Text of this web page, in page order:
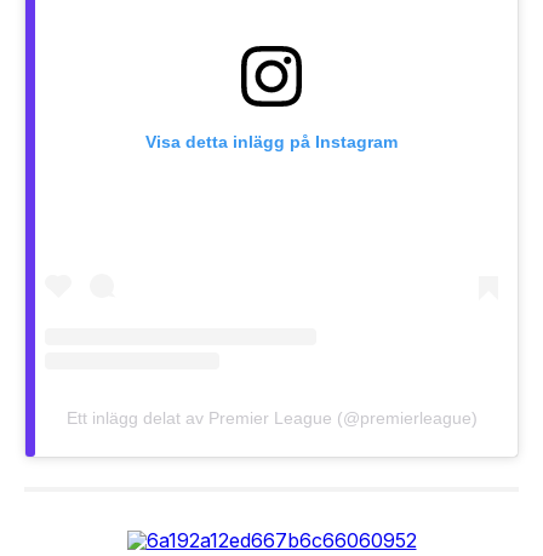
Visa detta inlägg på Instagram
Ett inlägg delat av Premier League (@premierleague)